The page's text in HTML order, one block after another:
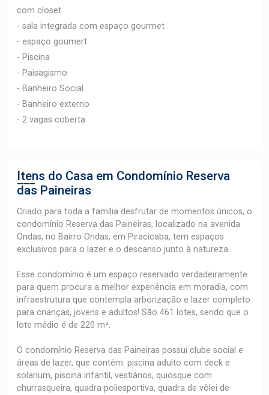
com closet
- sala integrada com espaço gourmet
- espaço goumert
- Piscina
- Paisagismo
- Banheiro Social.
- Banheiro externo
- 2 vagas coberta
Itens do Casa em Condomínio Reserva
das Paineiras
Criado para toda a família desfrutar de momentos únicos, o
condomínio Reserva das Paineiras, localizado na avenida
Ondas, no Bairro Ondas, em Piracicaba, tem espaços
exclusivos para o lazer e o descanso junto à natureza.
Esse condomínio é um espaço reservado verdadeiramente
para quem procura a melhor experiência em moradia, com
infraestrutura que contempla arborização e lazer completo
para crianças, jovens e adultos! São 461 lotes, sendo que o
lote médio é de 220 m².
O condomínio Reserva das Paineiras possui clube social e
áreas de lazer, que contém: piscina adulto com deck e
solarium, piscina infantil, vestiários, quiosque com
churrasqueira, quadra poliesportiva, quadra de vôlei de